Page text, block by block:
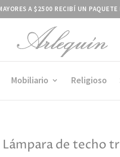
A $2500 RECIBÍ UN PAQUETE
Mobiliario Religioso
Lámpara de techo